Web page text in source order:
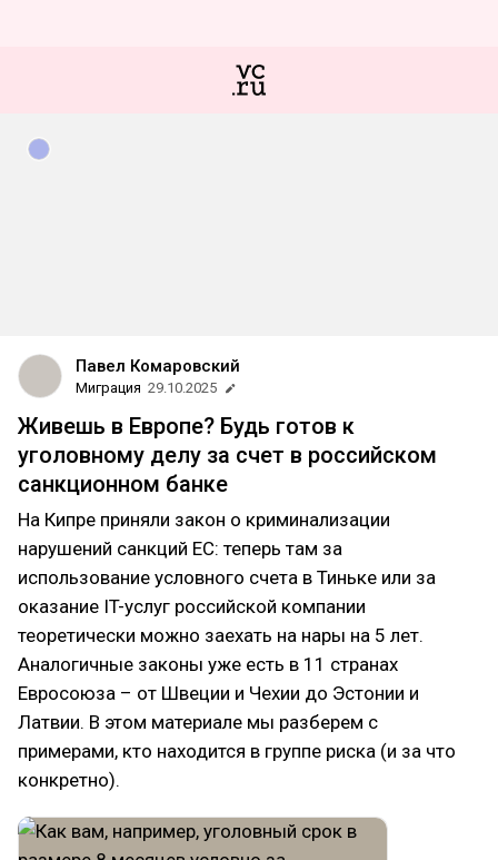
Павел Комаровский
Миграция 29.10.2025
Живешь в Европе? Будь готов к
уголовному делу за счет в российском
санкционном банке
На Кипре приняли закон о криминализации
нарушений санкций ЕС: теперь там за
использование условного счета в Тиньке или за
оказание IT-услуг российской компании
теоретически можно заехать на нары на 5 лет.
Аналогичные законы уже есть в 11 странах
Евросоюза – от Швеции и Чехии до Эстонии и
Латвии. В этом материале мы разберем с
примерами, кто находится в группе риска (и за что
конкретно).